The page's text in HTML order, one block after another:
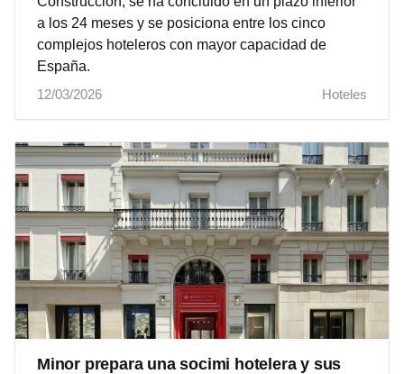
a los 24 meses y se posiciona entre los cinco
complejos hoteleros con mayor capacidad de
España.
12/03/2026
Hoteles
Minor prepara una socimi hotelera y sus